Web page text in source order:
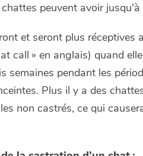
peuvent avoir
et seront plus réceptives
call » en anglais) quand
pendant les
Plus il y a des
non castrés, ce qui